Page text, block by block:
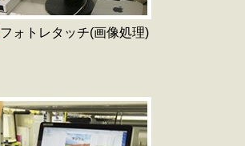
フォトレタッチ(画像処理)